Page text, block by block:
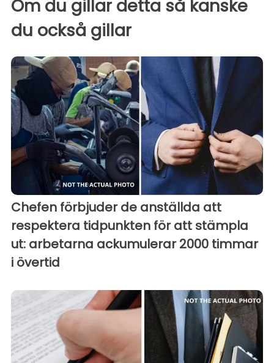
Om du gillar detta så kanske
du också gillar
Chefen förbjuder de anställda att
respektera tidpunkten för att stämpla
ut: arbetarna ackumulerar 2000 timmar
i övertid